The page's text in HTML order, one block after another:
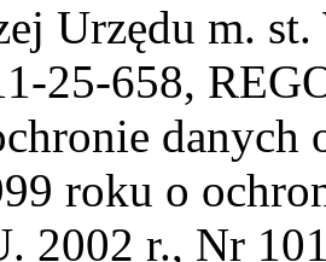
Urzędu m.
25-658,
danych
roku o
2002 r., Nr